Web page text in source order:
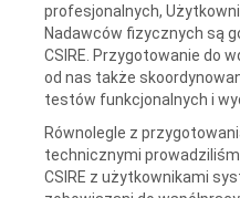
profesjonalnych,
Nadawców fizycznych są
CSIRE. Przygotowanie do
od nas także
testów funkcjonalnych i
Równolegle z
technicznymi
CSIRE z użytkownikami